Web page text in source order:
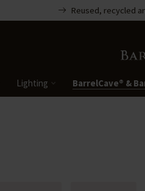
Reused, recycled
Lighting BarrelCave® &